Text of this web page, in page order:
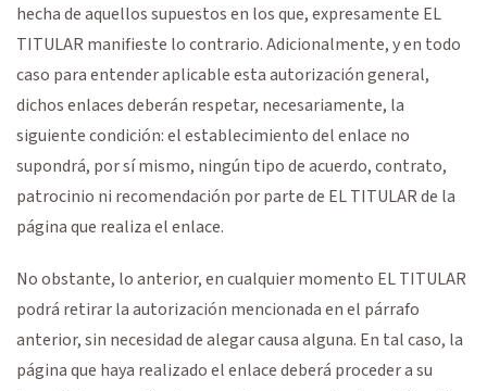
hecha de aquellos supuestos en los que, expresamente EL
TITULAR manifieste lo contrario. Adicionalmente, y en todo
caso para entender aplicable esta autorización general,
dichos enlaces deberán respetar, necesariamente, la
siguiente condición: el establecimiento del enlace no
supondrá, por sí mismo, ningún tipo de acuerdo, contrato,
patrocinio ni recomendación por parte de EL TITULAR de la
página que realiza el enlace.
No obstante, lo anterior, en cualquier momento EL TITULAR
podrá retirar la autorización mencionada en el párrafo
anterior, sin necesidad de alegar causa alguna. En tal caso, la
página que haya realizado el enlace deberá proceder a su